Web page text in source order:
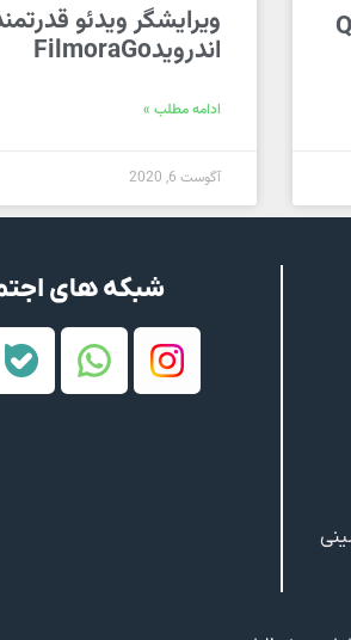
ویرایشگر ویدئو
اندرویدFilmoraGo
ادامه مطلب »
آگوست 6, 2020
شبکه های